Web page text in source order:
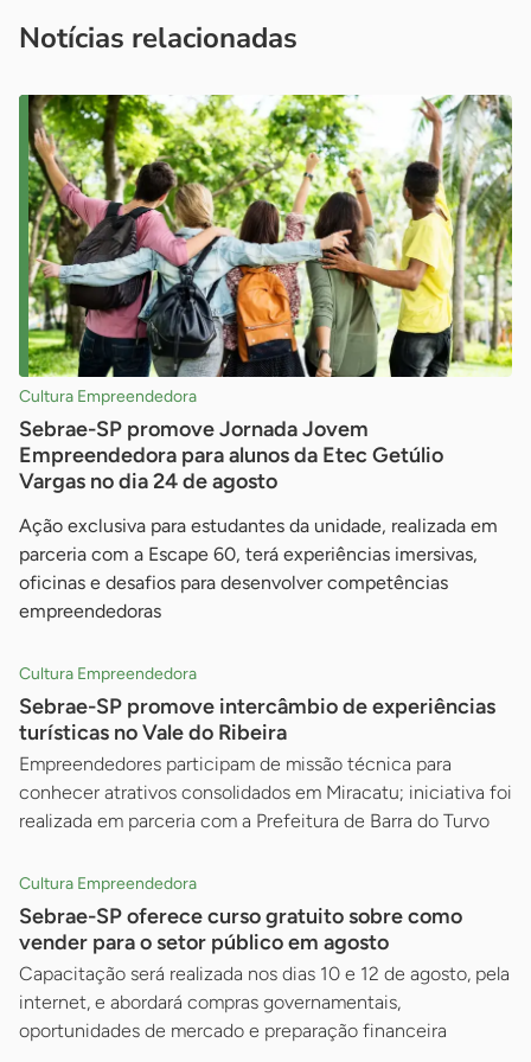
Notícias relacionadas
Cultura Empreendedora
Sebrae-SP promove Jornada Jovem
Empreendedora para alunos da Etec Getúlio
Vargas no dia 24 de agosto
Ação exclusiva para estudantes da unidade, realizada em
parceria com a Escape 60, terá experiências imersivas,
oficinas e desafios para desenvolver competências
empreendedoras
Cultura Empreendedora
Sebrae-SP promove intercâmbio de experiências
turísticas no Vale do Ribeira
Empreendedores participam de missão técnica para
conhecer atrativos consolidados em Miracatu; iniciativa foi
realizada em parceria com a Prefeitura de Barra do Turvo
Cultura Empreendedora
Sebrae-SP oferece curso gratuito sobre como
vender para o setor público em agosto
Capacitação será realizada nos dias 10 e 12 de agosto, pela
internet, e abordará compras governamentais,
oportunidades de mercado e preparação financeira